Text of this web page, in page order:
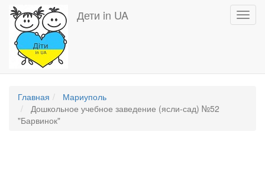
Перейти
основному
содержанию
Дети in UA
Главная
Мариуполь
Дошкольное учебное заведение (ясли-сад) №52
"Барвинок"